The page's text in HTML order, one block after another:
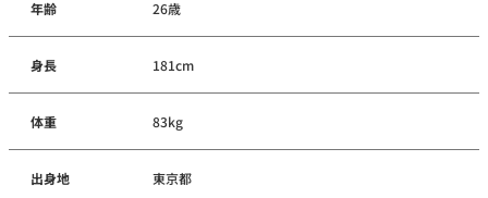
年齢 26歳
身長 181cm
体重 83kg
出身地 東京都